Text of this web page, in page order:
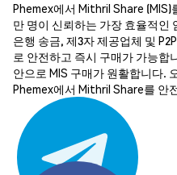
Phemex에서 Mithril Share (MIS)
만 명이 신뢰하는 가장 효율적인
은행 송금, 제3자 제공업체 및
로 안전하고 즉시 구매가 가능합
안으로 MIS 구매가 원활합니다.
Phemex에서 Mithril Share를 안